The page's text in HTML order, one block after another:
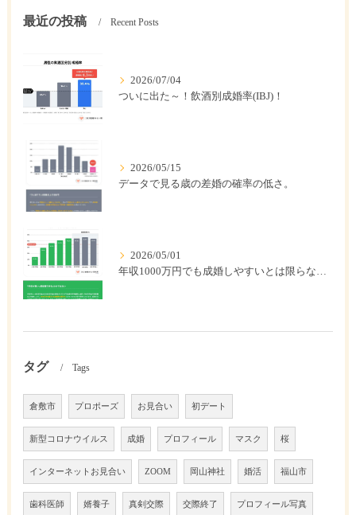
最近の投稿 Recent Posts
2026/07/04
ついに出た～！飲酒別成婚率(IBJ)！
2026/05/15
データで見る歳の差婚の確率の低さ。
2026/05/01
年収1000万円でも成婚しやすいとは限らない? 「年収帯別の成婚率」のリアル
タグ Tags
倉敷市 プロポーズ お見合い 初デート
新型コロナウイルス 成婚 プロフィール マスク 桜
インターネットお見合い ZOOM 岡山神社 婚活 福山市
歯科医師 婿養子 真剣交際 交際終了 プロフィール写真